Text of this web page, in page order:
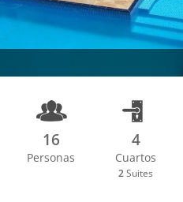
16
Personas
4
Cuartos
2 Suites